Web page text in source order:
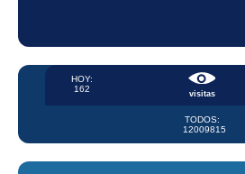
visitas
HOY:
162
TODOS:
12009815